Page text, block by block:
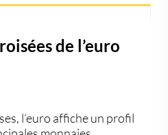
de l’euro
l’euro affiche un profil